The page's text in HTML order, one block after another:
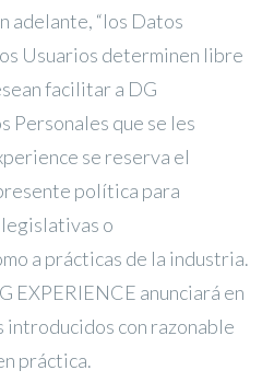
adelante, “los Datos
Usuarios determinen libre
facilitar a DG
Personales que se les
se reserva el
política para
o
a prácticas de la industria.
EXPERIENCE anunciará en
introducidos con razonable
práctica.